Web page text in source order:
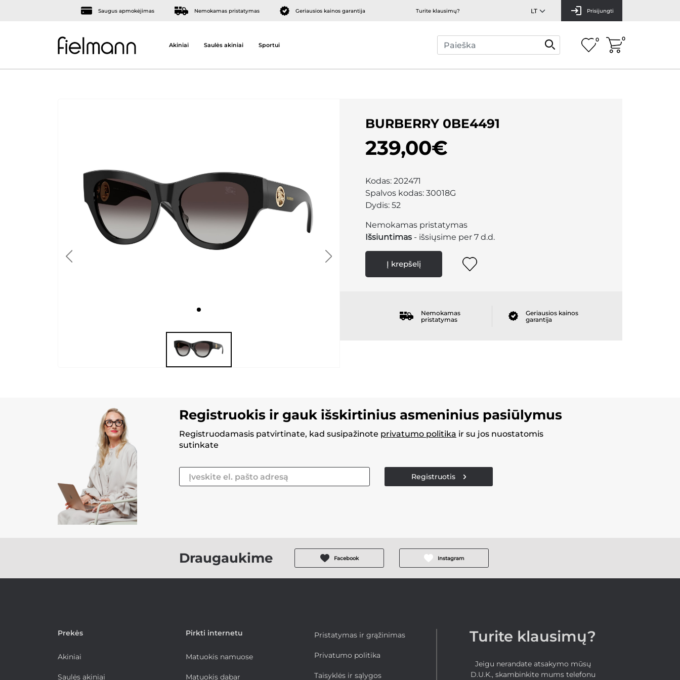
Saugus apmokėjimas Nemokamas pristatymas Geriausios kainos garantija Turite klausimų? Prisijungti
Akiniai Saulės akiniai Sportui
0 0
BURBERRY 0BE4491
239,00€
Kodas: 202471
Spalvos kodas: 30018G
Dydis: 52
Nemokamas pristatymas
Išsiuntimas - išsiųsime per 7 d.d.
Į krepšelį
Nemokamas
pristatymas
Geriausios kainos
garantija
Registruokis ir gauk išskirtinius asmeninius pasiūlymus
Registruodamasis patvirtinate, kad susipažinote privatumo politika ir su jos nuostatomis
sutinkate
Registruotis
Draugaukime Facebook Instagram
Prekės
Akiniai
Saulės akiniai
Pirkti internetu
Matuokis namuose
Matuokis dabar
Pristatymas ir grąžinimas
Privatumo politika
Taisyklės ir sąlygos
Turite klausimų?
Jeigu nerandate atsakymo mūsų
D.U.K., skambinkite mums telefonu